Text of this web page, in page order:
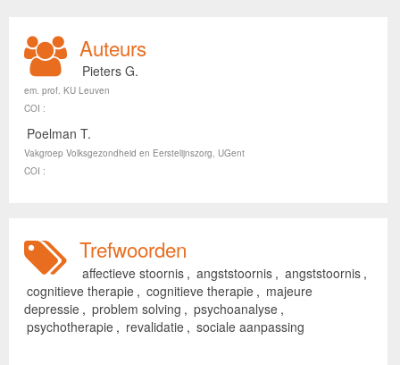
Auteurs
Pieters G.
em. prof. KU Leuven
COI :
Poelman T.
Vakgroep Volksgezondheid en Eerstelijnszorg, UGent
COI :
Trefwoorden
affectieve stoornis , angststoornis , angststoornis ,
cognitieve therapie , cognitieve therapie , majeure
depressie , problem solving , psychoanalyse ,
psychotherapie , revalidatie , sociale aanpassing